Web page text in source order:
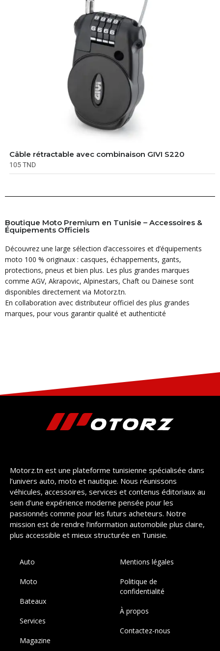
Câble rétractable avec combinaison GIVI S220
105TND
Boutique Moto Premium en Tunisie – Accessoires &
Équipements Officiels
Découvrez une large sélection d’accessoires et d’équipements
moto 100 % originaux : casques, échappements, gants,
protections, pneus et bien plus. Les plus grandes marques
comme AGV, Akrapovic, Alpinestars, Chaft ou Dainese sont
disponibles directement via Motorz.tn.
En collaboration avec distributeur officiel des plus grandes
marques, pour vous garantir qualité et authenticité
Motorz.tn est une plateforme tunisienne spécialisée dans
l’univers auto, moto et nautique. Nous réunissons
véhicules, accessoires, services et contenus éditoriaux au
sein d’une expérience moderne pensée pour les
passionnés comme pour les futurs acheteurs. Notre
mission est de rendre l’information automobile plus claire,
plus accessible et mieux structurée en Tunisie.
Auto
Moto
Bateaux
Services
Magazine
Mentions légales
Politique de
confidentialité
À propos
Contactez-nous